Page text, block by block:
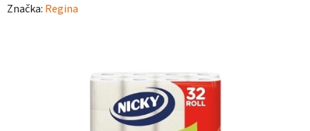
hodnotenie
Značka: Regina